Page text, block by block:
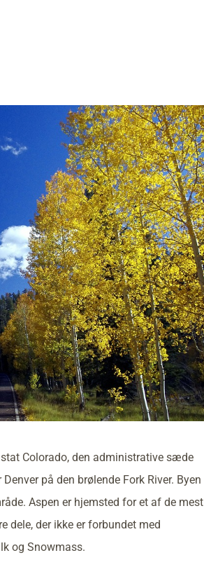
Colorado, den administrative sæde
på den brølende Fork River. Byen
Aspen er hjemsted for et af de mest
dele, der ikke er forbundet med
og Snowmass.